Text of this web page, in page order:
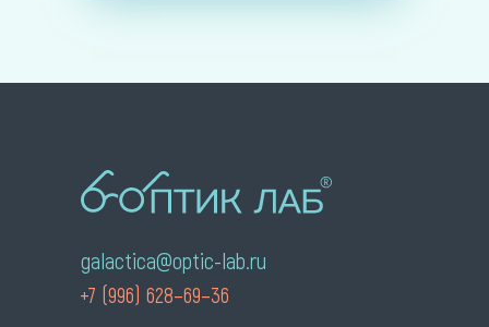
galactica@optic-lab.ru
+7 (996) 628–69–36